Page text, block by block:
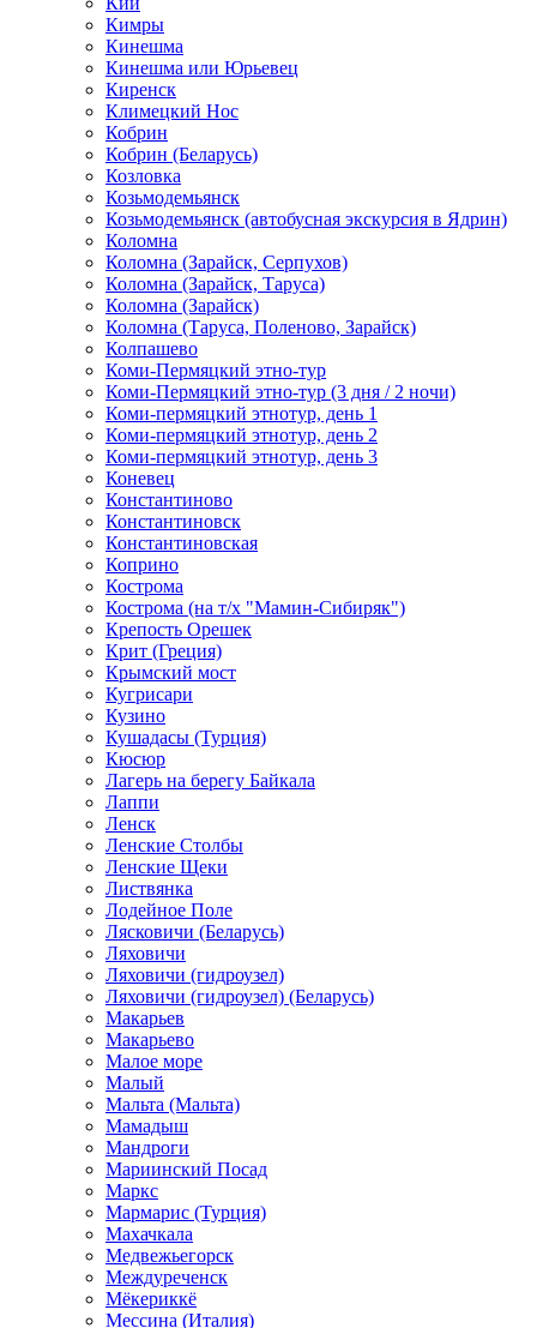
Кимры
Кинешма
Кинешма или Юрьевец
Киренск
Климецкий Нос
Кобрин
Кобрин (Беларусь)
Козловка
Козьмодемьянск
Козьмодемьянск (автобусная экскурсия в Ядрин)
Коломна
Коломна (Зарайск, Серпухов)
Коломна (Зарайск, Таруса)
Коломна (Зарайск)
Коломна (Таруса, Поленово, Зарайск)
Колпашево
Коми-Пермяцкий этно-тур
Коми-Пермяцкий этно-тур (3 дня / 2 ночи)
Коми-пермяцкий этнотур, день 1
Коми-пермяцкий этнотур, день 2
Коми-пермяцкий этнотур, день 3
Коневец
Константиново
Константиновск
Константиновская
Коприно
Кострома
Кострома (на т/х "Мамин-Сибиряк")
Крепость Орешек
Крит (Греция)
Крымский мост
Кугрисари
Кузино
Кушадасы (Турция)
Кюсюр
Лагерь на берегу Байкала
Лаппи
Ленск
Ленские Столбы
Ленские Щеки
Листвянка
Лодейное Поле
Лясковичи (Беларусь)
Ляховичи
Ляховичи (гидроузел)
Ляховичи (гидроузел) (Беларусь)
Макарьев
Макарьево
Малое море
Малый
Мальта (Мальта)
Мамадыш
Мандроги
Мариинский Посад
Маркс
Мармарис (Турция)
Махачкала
Медвежьегорск
Междуреченск
Мёкериккё
Мессина (Италия)